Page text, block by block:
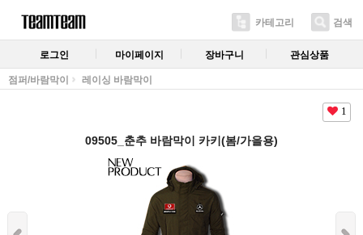
카테고리 검색
로그인 마이페이지 장바구니 관심상품
점퍼/바람막이 레이싱 바람막이
1
09505_춘추 바람막이 카키(봄/가을용)